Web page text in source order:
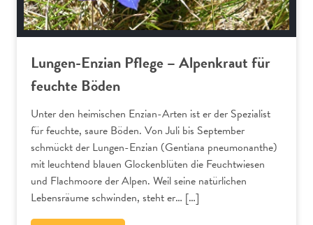
Lungen-Enzian Pflege – Alpenkraut für
feuchte Böden
Unter den heimischen Enzian-Arten ist er der Spezialist
für feuchte, saure Böden. Von Juli bis September
schmückt der Lungen-Enzian (Gentiana pneumonanthe)
mit leuchtend blauen Glockenblüten die Feuchtwiesen
und Flachmoore der Alpen. Weil seine natürlichen
Lebensräume schwinden, steht er… […]